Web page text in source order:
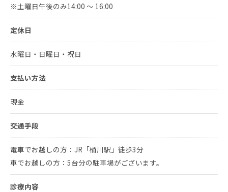
※土曜日午後のみ14:00 ～ 16:00
定休日
水曜日・日曜日・祝日
支払い方法
現金
交通手段
電車でお越しの方：JR「桶川駅」徒歩3分
車でお越しの方：5台分の駐車場がございます。
診療内容